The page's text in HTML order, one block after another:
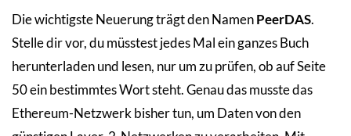
Die wichtigste Neuerung trägt den NamenPeerDAS.
Stelle dir vor, du müsstest jedes Mal ein ganzes Buch
herunterladen und lesen, nur um zu prüfen, ob auf Seite
50 ein bestimmtes Wort steht. Genau das musste das
Ethereum-Netzwerk bisher tun, um Daten von den